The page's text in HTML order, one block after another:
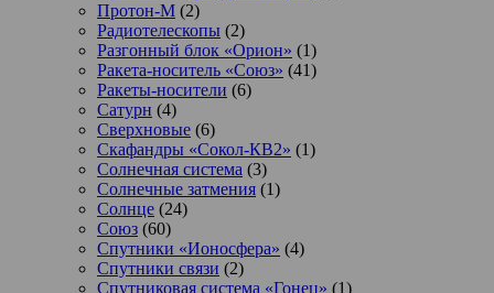
Протон-М (2)
Радиотелескопы (2)
Разгонный блок «Орион» (1)
Ракета-носитель «Союз» (41)
Ракеты-носители (6)
Сатурн (4)
Сверхновые (6)
Скафандры «Сокол-КВ2» (1)
Солнечная система (3)
Солнечные затмения (1)
Солнце (24)
Союз (60)
Спутники «Ионосфера» (4)
Спутники связи (2)
Спутниковая система «Гонец» (1)